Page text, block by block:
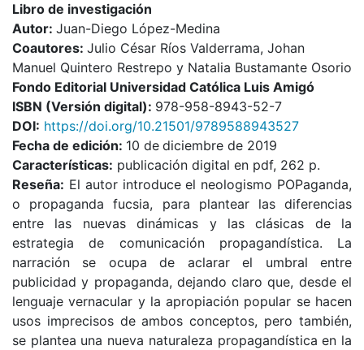
Libro de investigación
Autor: Juan-Diego López-Medina
Coautores: Julio César Ríos Valderrama, Johan
Manuel Quintero Restrepo y Natalia Bustamante Osorio
Fondo Editorial Universidad Católica Luis Amigó
ISBN (Versión digital): 978-958-8943-52-7
DOI: https://doi.org/10.21501/9789588943527
Fecha de edición: 10 de diciembre de 2019
Características: publicación digital en pdf, 262 p.
Reseña: El autor introduce el neologismo POPaganda,
o propaganda fucsia, para plantear las diferencias
entre las nuevas dinámicas y las clásicas de la
estrategia de comunicación propagandística. La
narración se ocupa de aclarar el umbral entre
publicidad y propaganda, dejando claro que, desde el
lenguaje vernacular y la apropiación popular se hacen
usos imprecisos de ambos conceptos, pero también,
se plantea una nueva naturaleza propagandística en la